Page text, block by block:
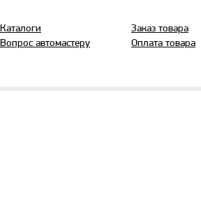
Каталоги
Вопрос автомастеру
Заказ товара
Оплата товара